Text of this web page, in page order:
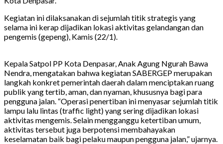
Kegiatan ini dilaksanakan di sejumlah titik strategis yang
selama ini kerap dijadikan lokasi aktivitas gelandangan dan
pengemis (gepeng), Kamis (22/1).
Kepala Satpol PP Kota Denpasar, Anak Agung Ngurah Bawa
Nendra, mengatakan bahwa kegiatan SABERGEP merupakan
langkah konkret pemerintah daerah dalam menciptakan ruang
publik yang tertib, aman, dan nyaman, khususnya bagi para
pengguna jalan. “Operasi penertiban ini menyasar sejumlah titik
lampu lalu lintas (traffic light) yang sering dijadikan lokasi
aktivitas mengemis. Selain mengganggu ketertiban umum,
aktivitas tersebut juga berpotensi membahayakan
keselamatan baik bagi pelaku maupun pengguna jalan,” ujarnya.